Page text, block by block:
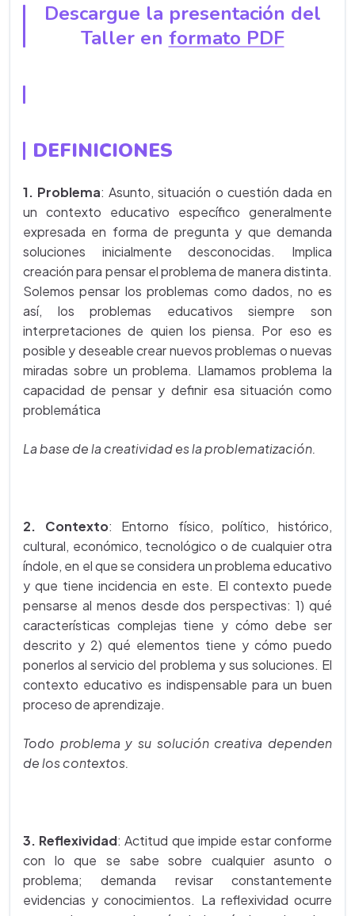
Descargue la presentación del
Taller en formato PDF
DEFINICIONES
1. Problema: Asunto, situación o cuestión dada en
un contexto educativo específico generalmente
expresada en forma de pregunta y que demanda
soluciones inicialmente desconocidas. Implica
creación para pensar el problema de manera distinta.
Solemos pensar los problemas como dados, no es
así, los problemas educativos siempre son
interpretaciones de quien los piensa. Por eso es
posible y deseable crear nuevos problemas o nuevas
miradas sobre un problema. Llamamos problema la
capacidad de pensar y definir esa situación como
problemática
La base de la creatividad es la problematización.
2. Contexto: Entorno físico, político, histórico,
cultural, económico, tecnológico o de cualquier otra
índole, en el que se considera un problema educativo
y que tiene incidencia en este. El contexto puede
pensarse al menos desde dos perspectivas: 1) qué
características complejas tiene y cómo debe ser
descrito y 2) qué elementos tiene y cómo puedo
ponerlos al servicio del problema y sus soluciones. El
contexto educativo es indispensable para un buen
proceso de aprendizaje.
Todo problema y su solución creativa dependen
de los contextos.
3. Reflexividad: Actitud que impide estar conforme
con lo que se sabe sobre cualquier asunto o
problema; demanda revisar constantemente
evidencias y conocimientos. La reflexividad ocurre